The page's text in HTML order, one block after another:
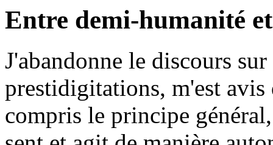
Entre demi-humanité
J'abandonne le discours
prestidigitations, m'est
compris le principe